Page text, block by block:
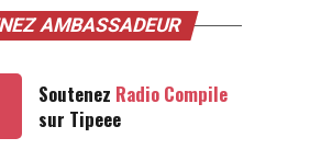
AMBASSADEUR
Soutenez Radio Compile
sur Tipeee